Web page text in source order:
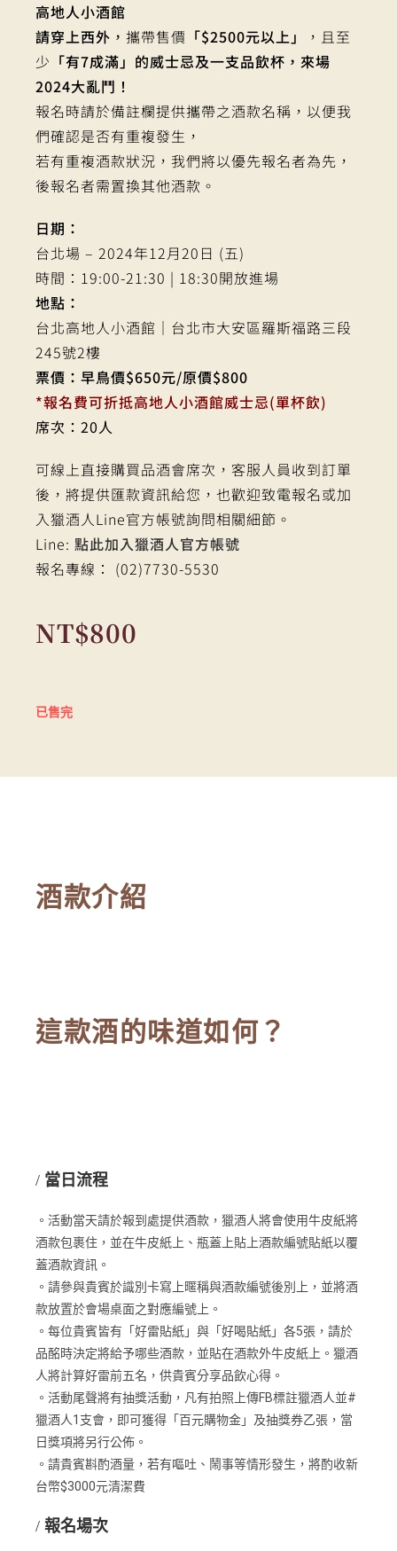
高地人小酒館
請穿上西外 ， 攜帶售價 「$2500元以上」
，且至
少 「有7成滿」的威士忌及一支品飲杯，來場
2024大亂鬥！
報名時請於備註欄提供攜帶之酒款名稱，以便我
們確認是否有重複發生，
若有重複酒款狀況，我們將以優先報名者為先，
後報名者需置換其他酒款。
日期：
台北場 – 2024年12月20日 (五)
時間：19:00-21:30 | 18:30開放進場
地點：
台北高地人小酒館｜台北市大安區羅斯福路三段
245號2樓
票價：早鳥價$650元/原價$800
*報名費可折抵高地人小酒館威士忌(單杯飲)
席次：20人
可線上直接購買品酒會席次，客服人員收到訂單
後，將提供匯款資訊給您，也歡迎致電報名或加
入獵酒人Line官方帳號詢問相關細節。
Line: 點此加入獵酒人官方帳號
報名專線： (02)7730-5530
NT$800
已售完
酒款介紹
這款酒的味道如何？
/ 當日流程
。活動當天請於報到處提供酒款，獵酒人將會使用牛皮紙將
酒款包裹住，並在牛皮紙上、瓶蓋上貼上酒款編號貼紙以覆
蓋酒款資訊。
。請參與貴賓於識別卡寫上暱稱與酒款編號後別上，並將酒
款放置於會場桌面之對應編號上。
。每位貴賓皆有「好雷貼紙」與「好喝貼紙」各5張，請於
品酩時決定將給予哪些酒款，並貼在酒款外牛皮紙上。獵酒
人將計算好雷前五名，供貴賓分享品飲心得。
。活動尾聲將有抽獎活動，凡有拍照上傳FB標註獵酒人並#
獵酒人1支會，即可獲得「百元購物金」及抽獎券乙張，當
日獎項將另行公佈。
。請貴賓斟酌酒量，若有嘔吐、鬧事等情形發生，將酌收新
台幣$3000元清潔費
/ 報名場次